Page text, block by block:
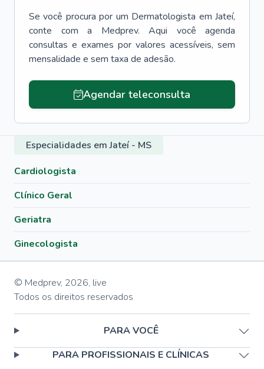
Se você procura por um Dermatologista em Jateí,
conte com a Medprev. Aqui você agenda
consultas e exames por valores acessíveis, sem
mensalidade e sem taxa de adesão.
Agendar teleconsulta
Especialidades em Jateí - MS
Cardiologista
Clínico Geral
Geriatra
Ginecologista
© Medprev, 2026, live
Todos os direitos reservados
PARA VOCÊ
PARA PROFISSIONAIS E CLÍNICAS